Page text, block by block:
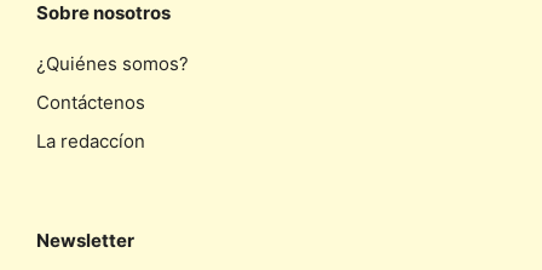
Sobre nosotros
¿Quiénes somos?
Contáctenos
La redaccíon
Newsletter